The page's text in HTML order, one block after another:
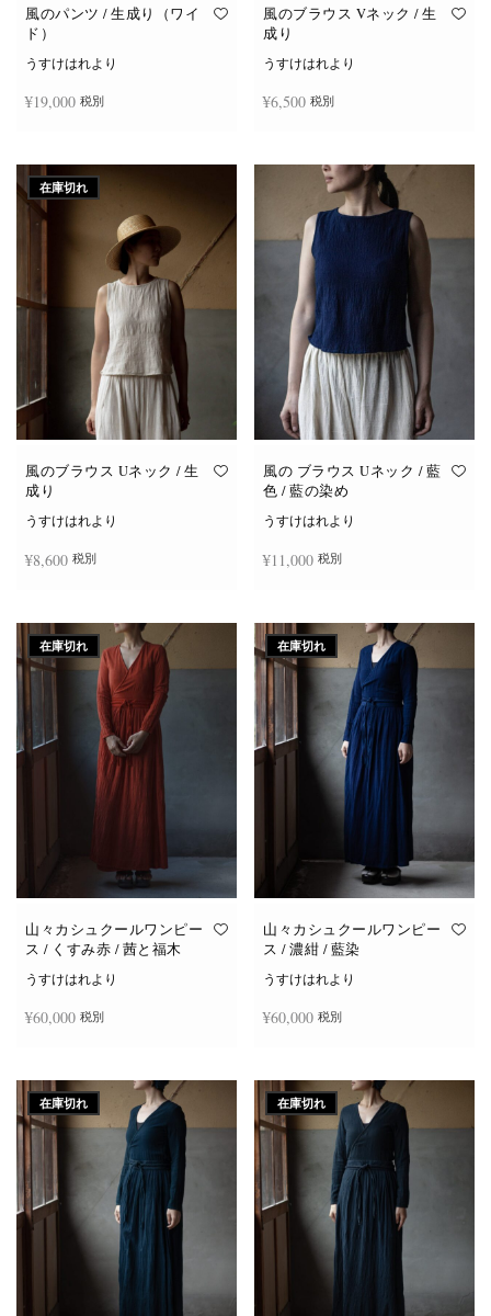
オ
ジ
選
択
で
き
ま
す
オ
ジ
か
ら
選
風のパンツ / 生成り（ワイ
ド）
うすけはれより
¥19,000 税別
風のブラウス Vネック / 生
成り
うすけはれより
¥6,500 税別
在庫切れ
風のブラウス Uネック / 生
成り
うすけはれより
¥8,600 税別
風の ブラウス Uネック / 藍
色 / 藍の染め
うすけはれより
¥11,000 税別
在庫切れ
山々カシュクールワンピー
ス / くすみ赤 / 茜と福木
うすけはれより
¥60,000 税別
在庫切れ
山々カシュクールワンピー
ス / 濃紺 / 藍染
うすけはれより
¥60,000 税別
在庫切れ 在庫切れ